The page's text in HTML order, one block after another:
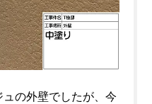
の外壁でしたが、今